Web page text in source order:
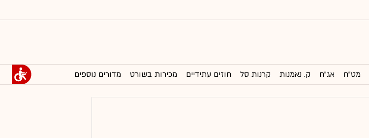
מט"ח אג"ח ק. נאמנות קרנות סל חוזים עתידיים מכירות בשורט מדורים נוספים